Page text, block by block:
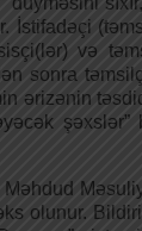
İstifadəçi
və
sonra
ərizənin
olunur.